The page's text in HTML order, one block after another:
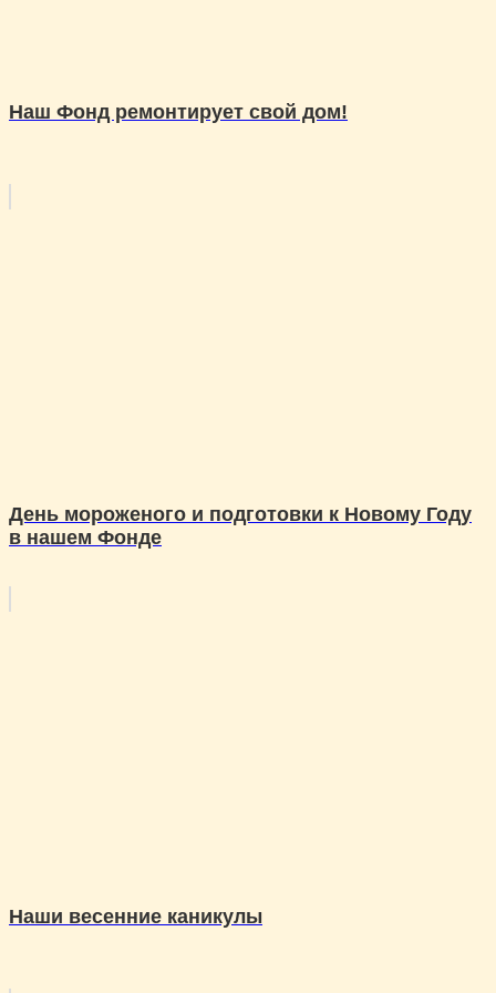
Наш Фонд ремонтирует свой дом!
День мороженого и подготовки к Новому Году
в нашем Фонде
Наши весенние каникулы